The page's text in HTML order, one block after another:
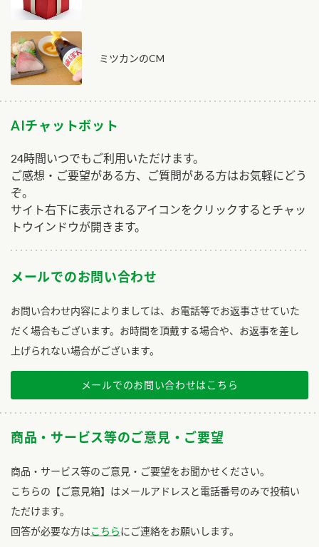
ミツカンのCM
AIチャットボット
24時間いつでもご利用いただけます。
ご感想・ご要望がある方、ご質問がある方はお気軽にどう
ぞ。
サイト右下に表示されるアイコンをクリックするとチャッ
トウインドウが開きます。
メールでのお問い合わせ
お問い合わせ内容によりましては、お電話等でお返事させていた
だく場合もございます。お時間を頂戴する場合や、お返事を差し
上げられない場合がございます。
メールでのお問い合わせはこちら
商品・サービス等のご意見・ご要望
商品・サービス等のご意見・ご要望をお聞かせください。
こちらの【ご意見箱】はメールアドレスと電話番号のみで投稿い
ただけます。
回答が必要な方はこちらにご連絡をお願いします。